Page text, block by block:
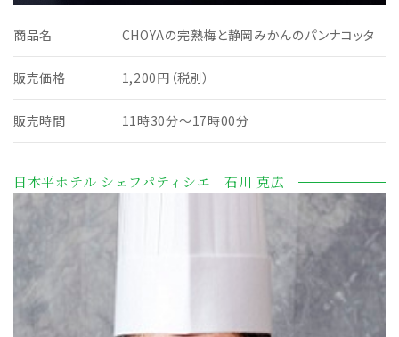
商品名 CHOYAの完熟梅と静岡みかんのパンナコッタ
販売価格 1,200円（税別）
販売時間 11時30分～17時00分
日本平ホテル シェフパティシエ 石川 克広